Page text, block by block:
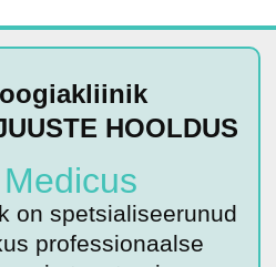
HOOLDUS
on spetsialiseerunud
professionaalse